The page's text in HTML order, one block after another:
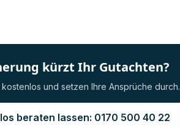
kürzt Ihr Gutachten?
und setzen Ihre Ansprüche durch.
beraten lassen: 0170 500 40 22